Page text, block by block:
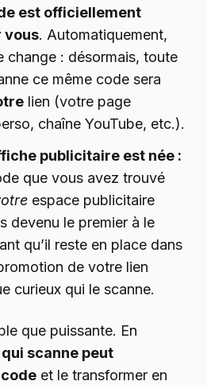
est officiellement
vous. Automatiquement,
change : désormais, toute
ce même code sera
lien (votre page
chaîne YouTube, etc.).
publicitaire est née :
que vous avez trouvé
espace publicitaire
devenu le premier à le
qu’il reste en place dans
de votre lien
curieux qui le scanne.
que puissante. En
scanne peut
code et le transformer en